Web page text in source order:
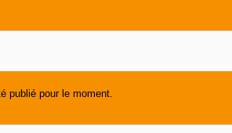
publié pour le moment.